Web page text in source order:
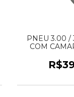
PNEU 3.00 /
COM